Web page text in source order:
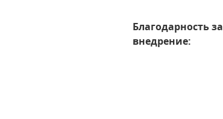
Благодарность за
внедрение: